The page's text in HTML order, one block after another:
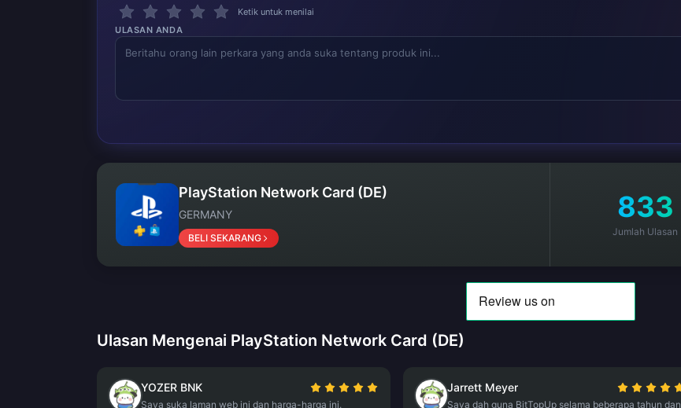
Ketik untuk menilai
ULASAN ANDA
PlayStation Network Card (DE)
GERMANY
BELI SEKARANG
833
Jumlah Ulasan
Ulasan Mengenai PlayStation Network Card (DE)
YOZER BNK
Saya suka laman web ini dan harga-harga ini.
Jarrett Meyer
Saya dah guna BitTopUp selama beberapa tahun dan